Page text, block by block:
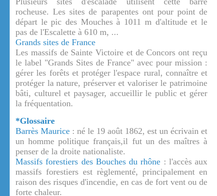
rocheuse. Les sites de parapentes ont pour point de
départ le pic des Mouches à 1011 m d'altitude et le
pas de l'Escalette à 610 m, ...
Grands sites de France
Les massifs de Sainte Victoire et de Concors ont reçu
le label "Grands Sites de France" avec pour mission :
gérer les forêts et protéger l'espace rural, connaître et
protéger la nature, préserver et valoriser le patrimoine
bâti, culturel et paysager, accueillir le public et gérer
la fréquentation.
*Glossaire
Barrès Maurice : né le 19 août 1862, est un écrivain et
un homme politique français,il fut un des maîtres à
penser de la droite nationaliste.
Massifs forestiers des Bouches du rhône : l'accès aux
massifs forestiers est règlementé, principalement en
raison des risques d'incendie, en cas de fort vent ou de
forte chaleur.